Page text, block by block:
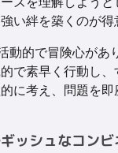
い絆を築くのが得
動的で冒険心があ
で素早く行動し、
に考え、問題を
ッシュなコン